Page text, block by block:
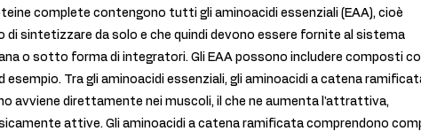
complete contengono tutti gli aminoacidi essenziali (EAA), cioè
di sintetizzare da solo e che quindi devono essere fornite al sistema
o sotto forma di integratori. Gli EAA possono includere composti
Tra gli aminoacidi essenziali, gli aminoacidi a catena
avviene direttamente nei muscoli, il che ne aumenta l'attrattiva,
attive. Gli aminoacidi a catena ramificata comprendono